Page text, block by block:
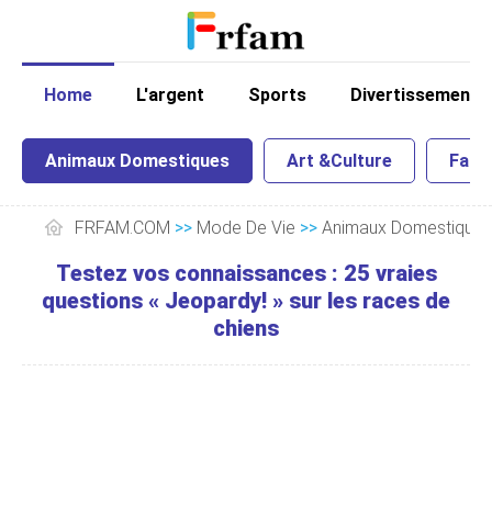
Home L'argent Sports Divertissement
Animaux Domestiques Art &Culture
FRFAM.COM >> Mode De Vie >> Animaux Domestiques
Testez vos connaissances : 25 vraies
questions « Jeopardy! » sur les races de
chiens